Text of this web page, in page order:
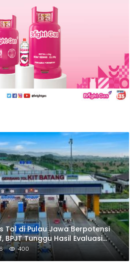
Tol di Pulau Jawa Berpotensi
BPJT Tunggu Hasil Evaluasi
400